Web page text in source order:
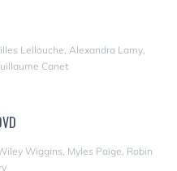
Lellouche, Alexandra Lamy,
Canet
Wiggins, Myles Paige, Robin